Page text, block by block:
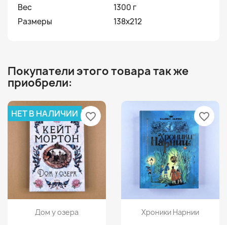
Вес
1300 г
Размеры
138x212
Покупатели этого товара так же
приобрели:
Просмотр
Дом у озера
НЕТ В НАЛИЧИИ favorite_border
Просмотр
Хроники Нарнии
favorite_border